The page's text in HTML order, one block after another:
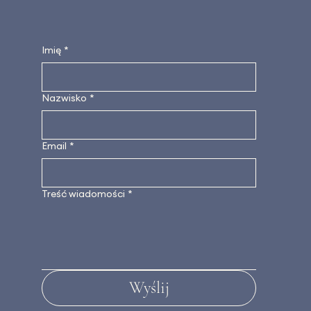
Imię *
Nazwisko *
Email *
Treść wiadomości *
Wyślij